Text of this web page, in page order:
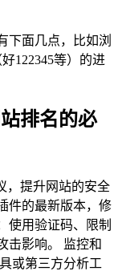
下面几点，比如浏
122345等）的进
排名的必
，提升网站的安全
件的最新版本，修
使用验证码、限制
击影响。 监控和
或第三方分析工